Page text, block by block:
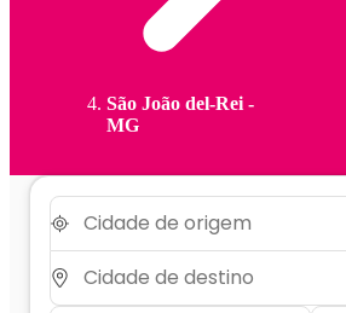
São João del-Rei -
MG